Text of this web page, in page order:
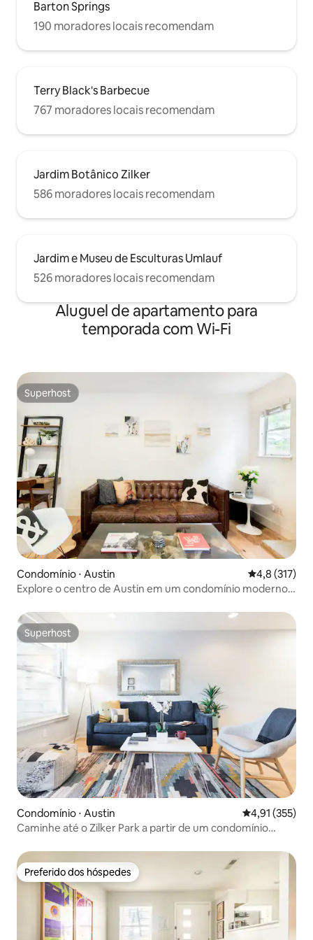
Barton Springs
190 moradores locais recomendam
Terry Black's Barbecue
767 moradores locais recomendam
Jardim Botânico Zilker
586 moradores locais recomendam
Jardim e Museu de Esculturas Umlauf
526 moradores locais recomendam
Aluguel de apartamento para
temporada com Wi-Fi
Superhost
Superhost
Condomínio ⋅ Austin 4,8 de uma
4,8 (317)
Explore o centro de Austin em um condomínio moderno
Superhost
Superhost
Condomínio ⋅ Austin 4,91 de uma
4,91 (355)
Caminhe até o Zilker Park a partir de um condomínio
Preferido dos hóspedes
Preferido dos hóspedes